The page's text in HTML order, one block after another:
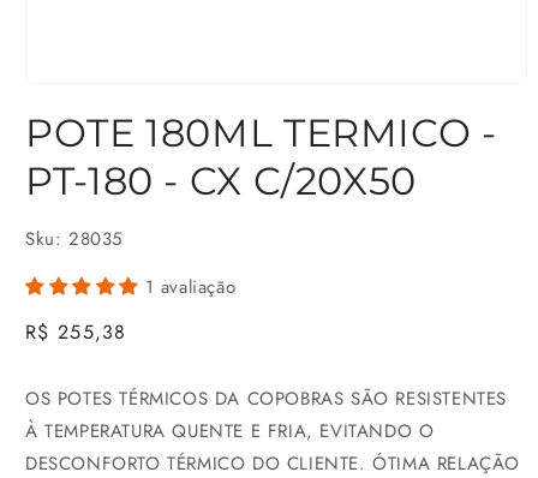
mídia
1
na
janela
POTE 180ML TERMICO -
PT-180 - CX C/20X50
Sku: 28035
1 avaliação
Preço
R$ 255,38
OS POTES TÉRMICOS DA COPOBRAS SÃO RESISTENTES
À TEMPERATURA QUENTE E FRIA, EVITANDO O
DESCONFORTO TÉRMICO DO CLIENTE. ÓTIMA RELAÇÃO